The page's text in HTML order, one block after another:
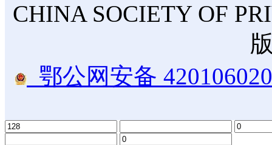
CHINA SOCIETY OF
鄂公网安备